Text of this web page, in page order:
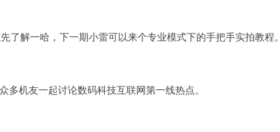
了解一哈，下一期小雷可以来个专业模式下的手把手实拍教程。
多机友一起讨论数码科技互联网第一线热点。